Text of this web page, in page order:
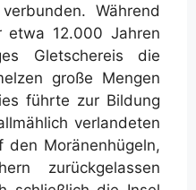
Während
etwa 12.000 Jahren
Gletschereis die
große Mengen
führte zur Bildung
verlandeten
Moränenhügeln,
zurückgelassen